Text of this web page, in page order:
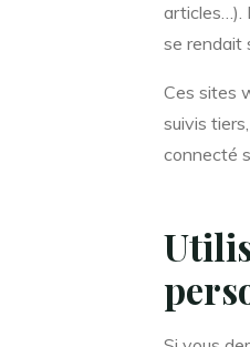
articles…).
se rendait
Ces sites
suivis
connecté